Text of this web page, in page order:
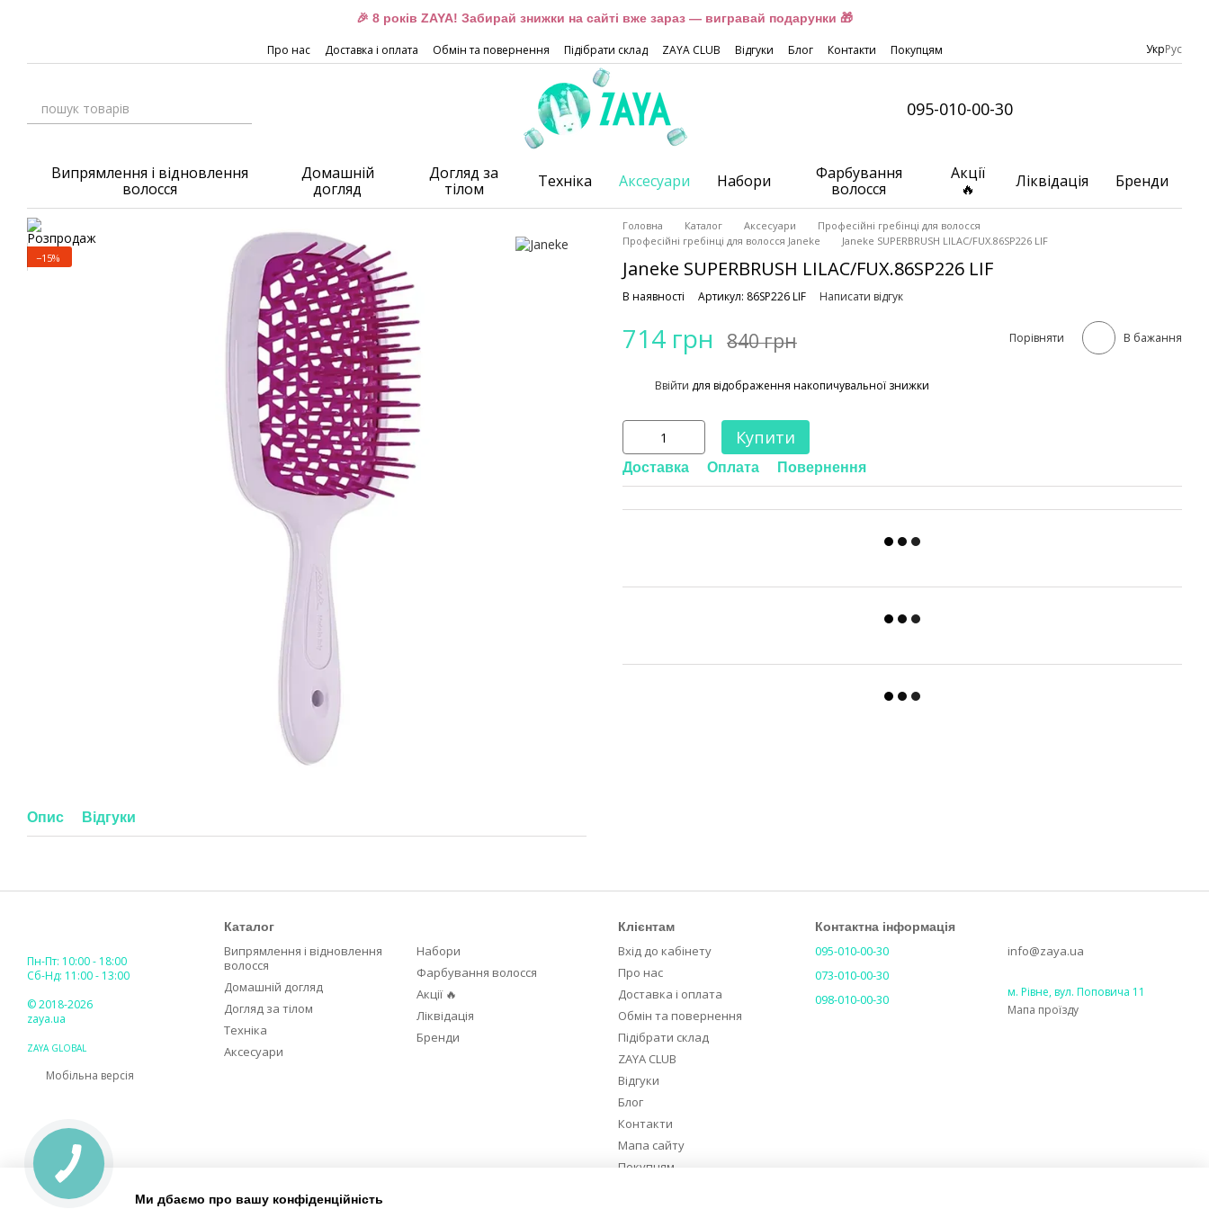
🎉 8 років ZAYA! Забирай знижки на сайті вже зараз — вигравай подарунки 🎁
Про нас Доставка і оплата Обмін та повернення Підібрати склад ZAYA CLUB Відгуки Блог Контакти Покупцям УкрРус
095-010-00-30
Випрямлення і відновлення
волосся
Домашній
догляд
Догляд за
тілом
Техніка Аксесуари Набори
Фарбування
волосся
Акції
🔥
Ліквідація Бренди
−15%
Опис Відгуки
Головна Каталог Аксесуари
Професійні гребінці для волосся
Професійні гребінці для волосся Janeke
Janeke SUPERBRUSH LILAC/FUX.86SP226 LIF
Janeke SUPERBRUSH LILAC/FUX.86SP226 LIF
В наявності Артикул: 86SP226 LIF Написати відгук
714 грн 840 грн Порівняти В бажання
Ввійти для відображення накопичувальної знижки
Купити
Доставка Оплата Повернення
Пн-Пт: 10:00 - 18:00
Сб-Нд: 11:00 - 13:00
© 2018-2026
zaya.ua
ZAYA GLOBAL
Мобільна версія
Каталог
Випрямлення і відновлення
волосся
Домашній догляд
Догляд за тілом
Техніка
Аксесуари
Набори
Фарбування волосся
Акції 🔥
Ліквідація
Бренди
Клієнтам
Вхід до кабінету
Про нас
Доставка і оплата
Обмін та повернення
Підібрати склад
ZAYA CLUB
Відгуки
Блог
Контакти
Мапа сайту
Покупцям
Контактна інформація
095-010-00-30
073-010-00-30
098-010-00-30
info@zaya.ua
м. Рівне, вул. Поповича 11
Мапа проїзду
Ми дбаємо про вашу конфіденційність